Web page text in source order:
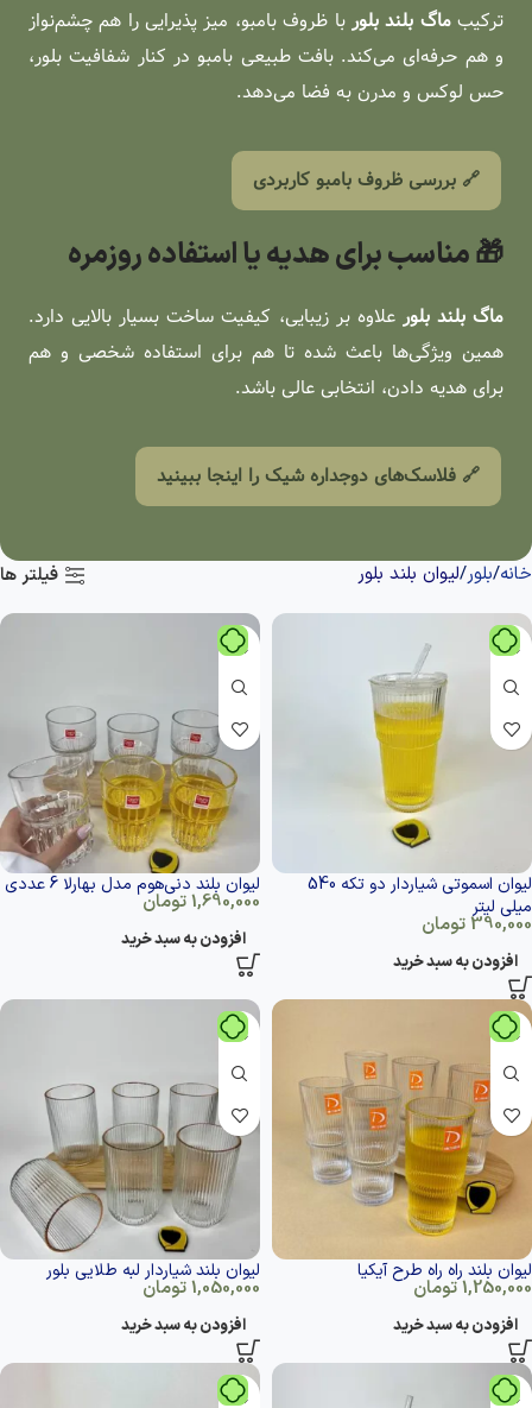
ترکیبماگ بلند بلور با ظروف بامبو، میز پذیرایی را هم چشم‌نواز
و هم حرفه‌ای می‌کند. بافت طبیعی بامبو در کنار شفافیت بلور،
حس لوکس و مدرن به فضا می‌دهد.
🔗 بررسی ظروف بامبو کاربردی
🎁 مناسب برای هدیه یا استفاده روزمره
ماگ بلند بلور علاوه بر زیبایی، کیفیت ساخت بسیار بالایی دارد.
همین ویژگی‌ها باعث شد‌ه تا هم برای استفاده شخصی و هم
برای هد‌یه داد‌ن، انتخابی عالی باشد.
🔗 فلاسک‌های دوجداره شیک را اینجا ببینید
خانه بلور لیوان بلند بلور فیلتر ها
لیوان اسموتی شیاردار دو تکه 540
میلی لیتر
390,000تومان
افزودن به سبد خرید
لیوان بلند دنی‌هوم مدل بهارلا 6 عددی
1,690,000تومان
افزودن به سبد خرید
لیوان بلند راه راه طرح آیکیا
1,250,000تومان
افزودن به سبد خرید
لیوان بلند شیاردار لبه طلایی بلور
1,050,000تومان
افزودن به سبد خرید